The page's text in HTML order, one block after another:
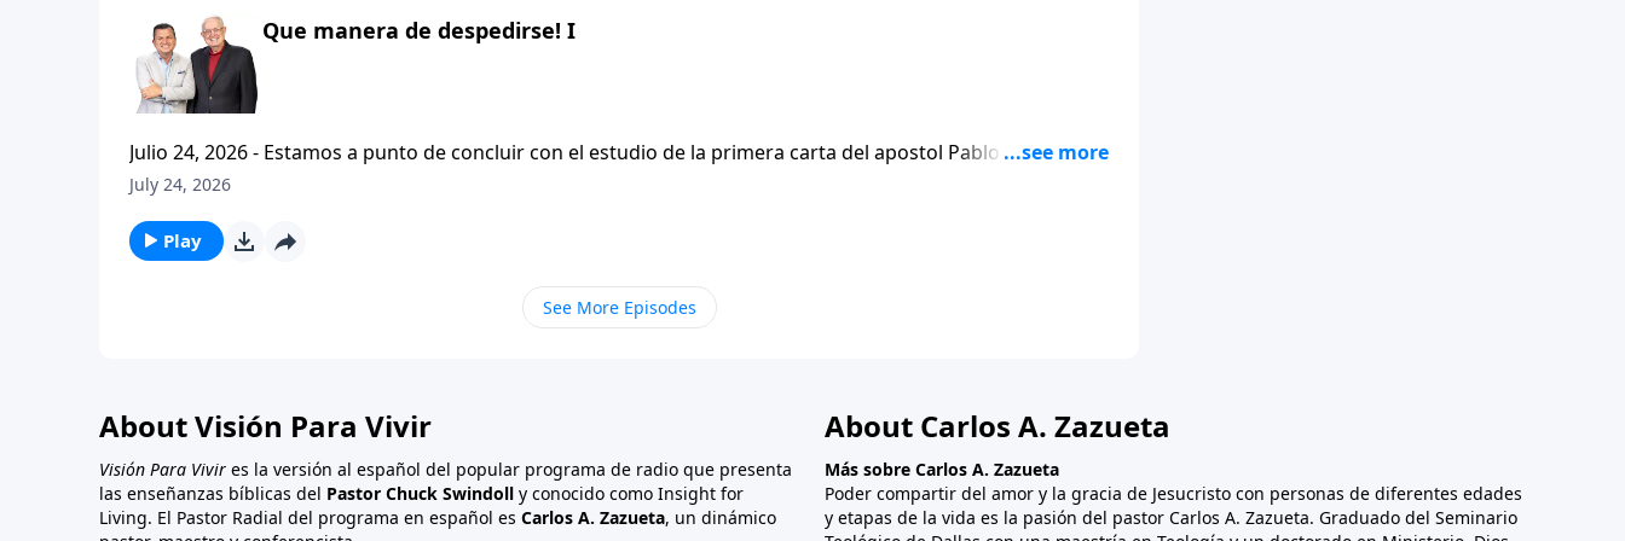
Que manera de despedirse! I
Julio 24, 2026 - Estamos a punto de concluir con el estudio de la primera carta del apostol Pablo a los
tesalonicenses titulado: Cristianismo Contagioso. En este escrito vemos una despedida franca. En lugar de
a sus hijos espirituales con una bendicion que termina siendo el punto mas apasionado de toda su carta.
July 24, 2026
Play
See More Episodes
About Visión Para Vivir
Visión Para Vivir es la versión al español del popular programa de radio que presenta
las enseñanzas bíblicas del Pastor Chuck Swindoll y conocido como Insight for
Living. El Pastor Radial del programa en español es Carlos A. Zazueta, un dinámico
About Carlos A. Zazueta
Más sobre Carlos A. Zazueta
Poder compartir del amor y la gracia de Jesucristo con personas de diferentes edades
y etapas de la vida es la pasión del pastor Carlos A. Zazueta. Graduado del Seminario